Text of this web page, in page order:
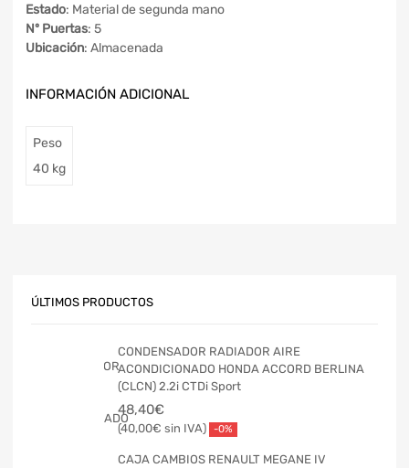
Estado: Material de segunda mano
Nº Puertas: 5
Ubicación: Almacenada
INFORMACIÓN ADICIONAL
Peso
40 kg
ÚLTIMOS PRODUCTOS
CONDENSADOR RADIADOR AIRE
ACONDICIONADO HONDA ACCORD BERLINA
(CLCN) 2.2i CTDi Sport
48,40€
40,00€ -0%
CAJA CAMBIOS RENAULT MEGANE IV